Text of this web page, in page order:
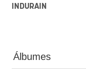
INDURAIN
Álbumes